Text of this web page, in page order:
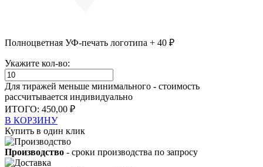
Полноцветная УФ-печать логотипа + 40 ₽
Укажите кол-во:
Для тиражей меньше минимального - стоимость
рассчитывается индивидуально
ИТОГО: 450,00 ₽
В КОРЗИНУ
Купить в один клик
Производство - сроки производства по запросу